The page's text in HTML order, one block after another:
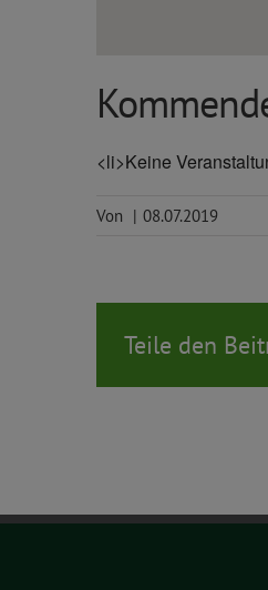
<li>Keine
Von | 08.07.2019
Teile den